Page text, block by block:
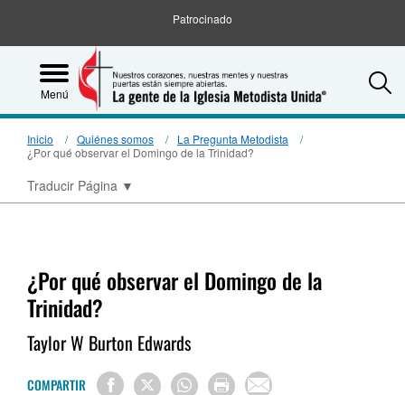
Patrocinado
Menú
Inicio Quiénes somos
La Pregunta Metodista
¿Por qué observar el Domingo de la Trinidad?
Traducir Página ▼
¿Por qué observar el Domingo de la
Trinidad?
Taylor W Burton Edwards
COMPARTIR